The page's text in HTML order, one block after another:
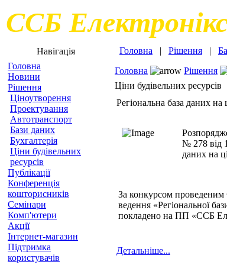
ССБ
Навігація
Головна
Новини
Рішення
Ціноутворення
Проектування
Автотранспорт
Бази даних
Бухгалтерія
Ціни будівельних
ресурсів
Публікації
Конференція
кошторисників
Семінари
Комп'ютери
Акції
Інтернет-магазин
Підтримка
користувачів
Головна | Рішення |
Головна Рішення
Ціни будівельних ресурсів
Регіональна база даних на
№ 278 від
даних на
За конкурсом
ведення «Регіональної
покладено на ПП «ССБ
Детальніше...